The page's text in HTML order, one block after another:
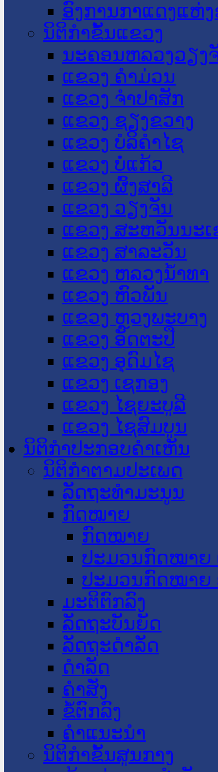
ອົງການກາແດງແຫ່
ນິຕິກໍາຂັ້ນແຂວງ
ນະ​ຄອນ​ຫລວງວຽງ
ແຂວງ ຄໍາມ່ວນ
ແຂວງ ຈໍາປາສັກ
ແຂວງ ຊຽງຂວາງ
ແຂວງ ບໍລິຄໍາໄຊ
ແຂວງ ບໍ່ແກ້ວ
ແຂວງ ຜົ້ງສາລີ
ແຂວງ ວຽງຈັນ
ແຂວງ ສະຫວັນນະ
ແຂວງ ສາລະວັນ
ແຂວງ ຫລວງນໍ້າທາ
ແຂວງ ຫົວພັນ
ແຂວງ ຫຼວງພະບາງ
ແຂວງ ອັດຕະປື
ແຂວງ ອຸດົມໄຊ
ແຂວງ ເຊກອງ
ແຂວງ ໄຊຍະບູລີ
ແຂວງ ໄຊສົມບູນ
ນິຕິກໍາປະກອບຄໍາເຫັນ
ນິຕິກໍາຕາມປະເພດ
ລັດຖະທໍາມະນູນ
ກົດໝາຍ
ກົດໝາຍ
ປະມວນກົດໝາຍ
ປະມວນກົດໝາຍ
ມະຕິຕົກລົງ
ລັດຖະບັນຍັດ
ລັດຖະດໍາລັດ
ດໍາລັດ
ຄໍາສັ່ງ
ຂໍ້ຕົກລົງ
ຄໍາແນະນໍາ
ນິຕິກຳຂັ້ນສູນກາງ